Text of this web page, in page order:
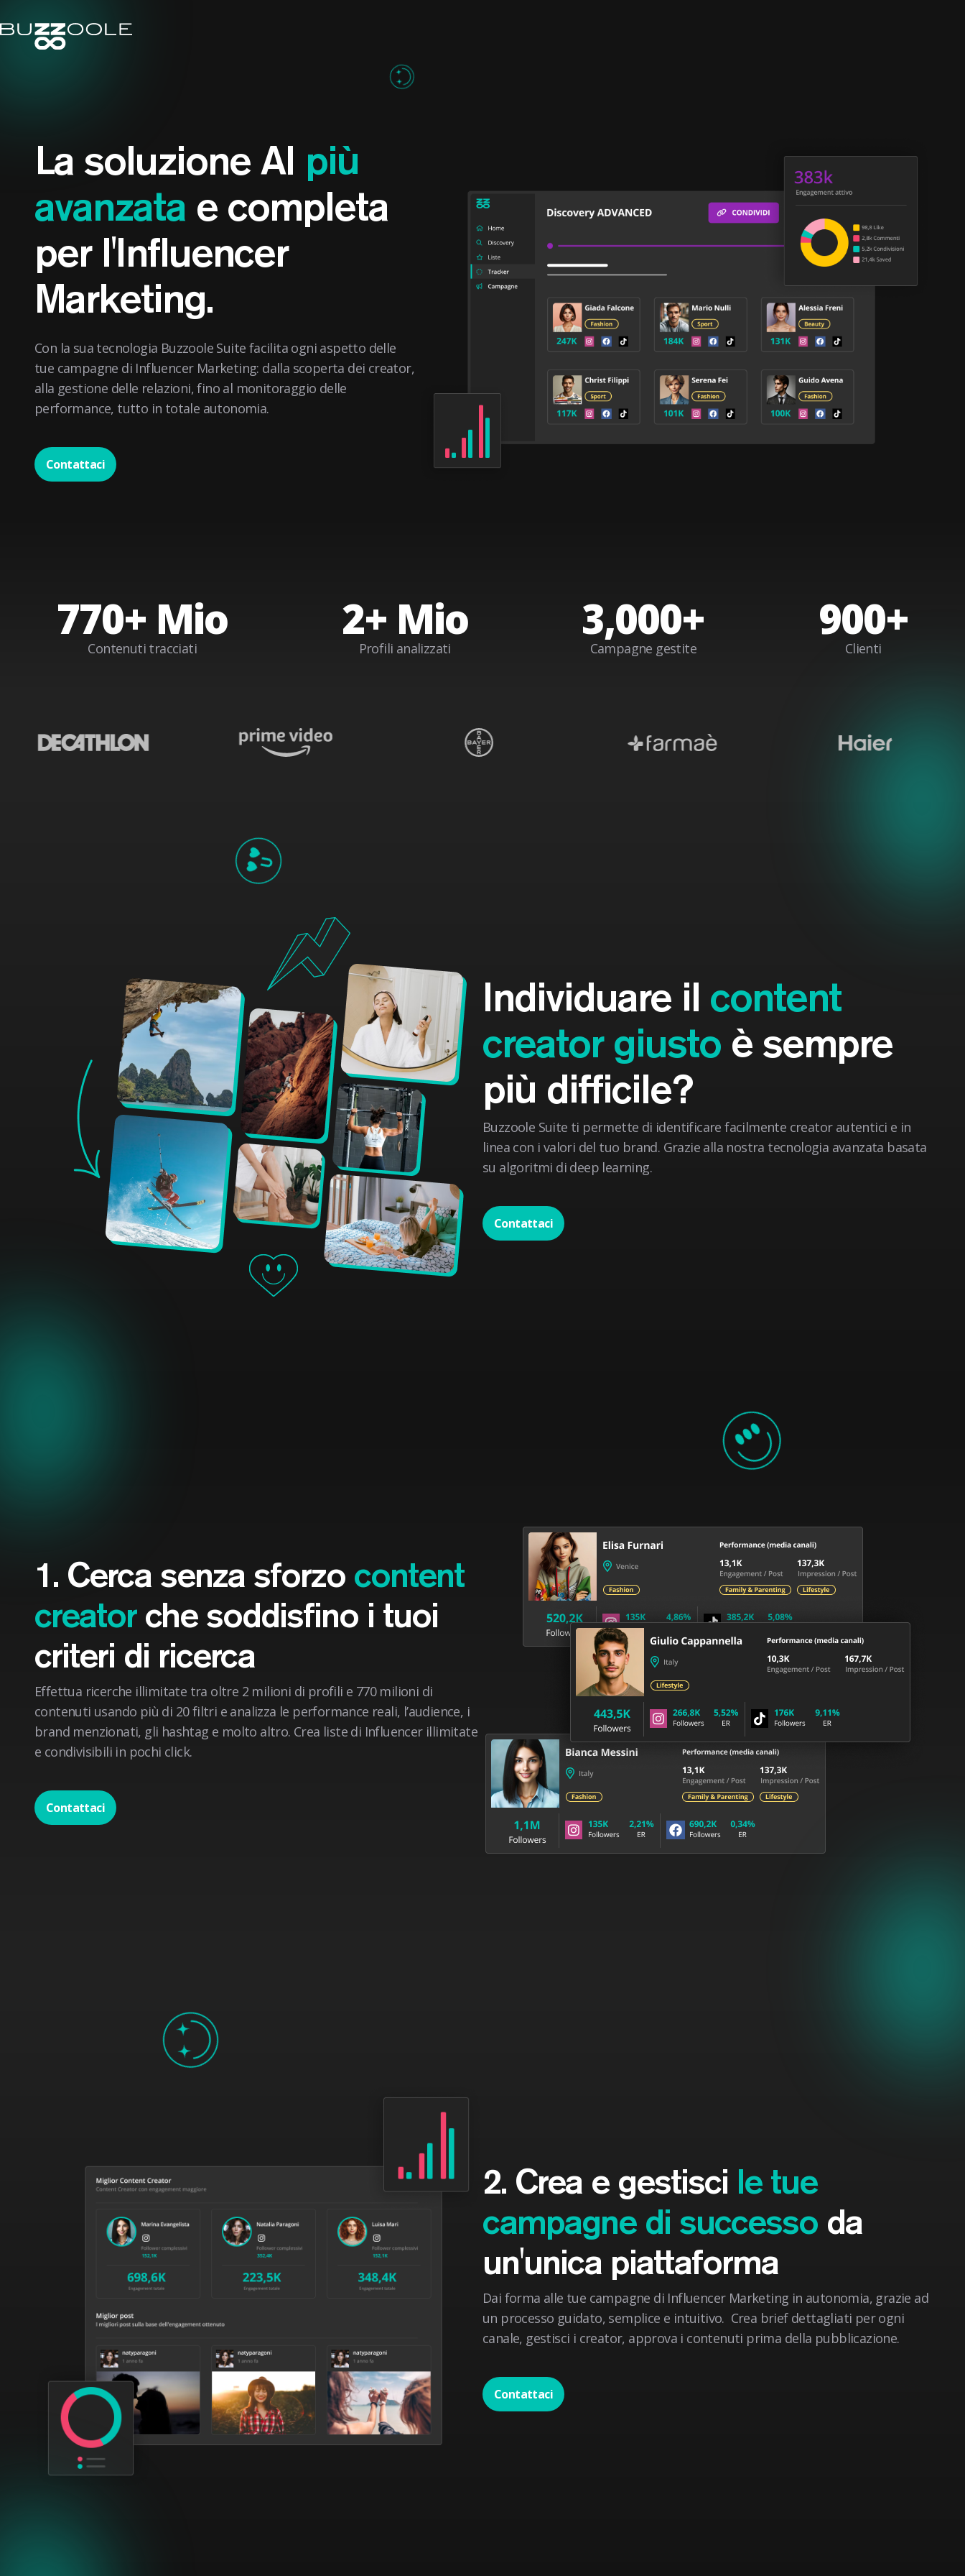
La soluzione AI più
avanzata e completa
per l'Influencer
Marketing.
Con la sua tecnologia Buzzoole Suite facilita ogni aspetto delle
tue campagne di Influencer Marketing: dalla scoperta dei creator,
alla gestione delle relazioni, fino al monitoraggio delle
performance, tutto in totale autonomia.
Contattaci
Contenuti tracciati
770+ Mio
Profili analizzati
2+ Mio
Campagne gestite
3,000+
Clienti
900+
Individuare il content
creator giusto è sempre
più difficile?
Buzzoole Suite ti permette di identificare facilmente creator autentici e in
linea con i valori del tuo brand. Grazie alla nostra tecnologia avanzata basata
su algoritmi di deep learning.
Contattaci
1. Cerca senza sforzo content
creatorche soddisfino i tuoi
criteri di ricerca
Effettua ricerche illimitate tra oltre 2 milioni di profili e 770 milioni di
contenuti usando più di 20 filtri e analizza le performance reali, l’audience, i
brand menzionati, gli hashtag e molto altro. Crea liste di Influencer illimitate
e condivisibili in pochi click.
Contattaci
2. Crea e gestisci le tue
campagne di successo da
un'unica piattaforma
Dai forma alle tue campagne di Influencer Marketing in autonomia, grazie ad
un processo guidato, semplice e intuitivo. Crea brief dettagliati per ogni
canale, gestisci i creator, approva i contenuti prima della pubblicazione.
Contattaci